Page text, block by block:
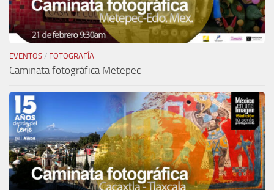
EVENTOS / FOTOGRAFÍA
Caminata fotográfica Metepec